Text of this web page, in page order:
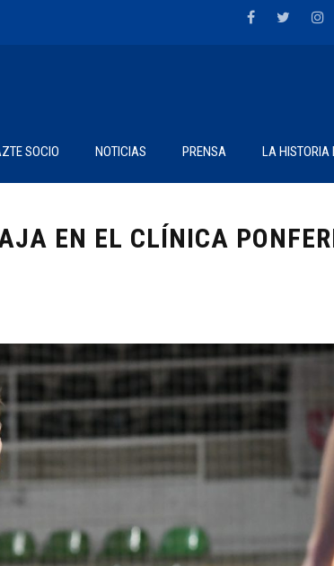
SOCIO NOTICIAS PRENSA LA HISTORIA
EN EL CLÍNICA